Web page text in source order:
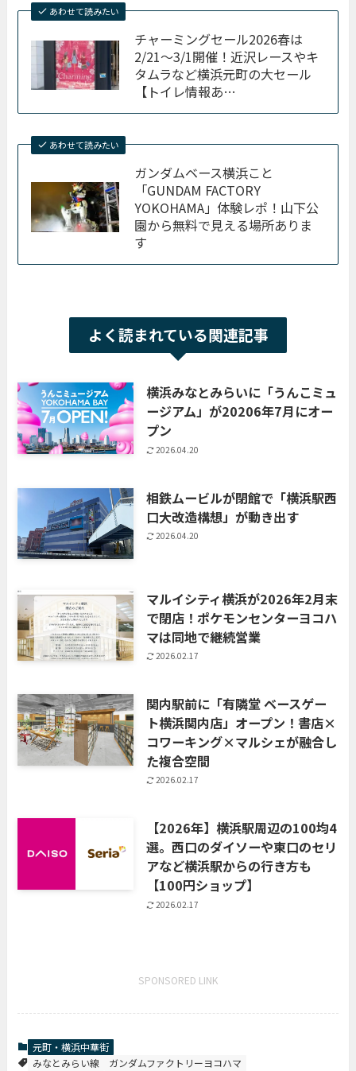
あわせて読みたい
チャーミングセール2026春は
2/21〜3/1開催！近沢レースやキ
タムラなど横浜元町の大セール
【トイレ情報あ…
あわせて読みたい
ガンダムベース横浜こと
「GUNDAM FACTORY
YOKOHAMA」体験レポ！山下公
園から無料で見える場所ありま
す
よく読まれている関連記事
横浜みなとみらいに「うんこミュ
ージアム」が20206年7月にオー
プン
2026.04.20
相鉄ムービルが閉館で「横浜駅西
口大改造構想」が動き出す
2026.04.20
マルイシティ横浜が2026年2月末
で閉店！ポケモンセンターヨコハ
マは同地で継続営業
2026.02.17
関内駅前に「有隣堂 ベースゲー
ト横浜関内店」オープン！書店×
コワーキング×マルシェが融合し
た複合空間
2026.02.17
【2026年】横浜駅周辺の100均4
選。西口のダイソーや東口のセリ
アなど横浜駅からの行き方も
【100円ショップ】
2026.02.17
SPONSORED LINK
元町・横浜中華街
みなとみらい線
ガンダムファクトリーヨコハマ